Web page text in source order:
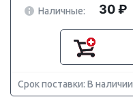
Наличные:
30 ₽
Срок поставки: В наличии